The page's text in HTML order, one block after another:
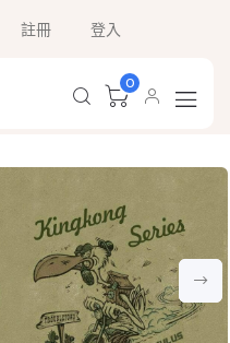
註冊 登入
0